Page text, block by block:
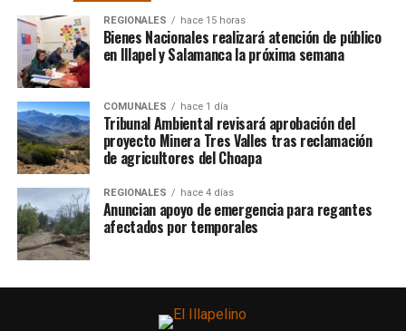
REGIONALES hace 15 horas
Bienes Nacionales realizará atención de público
en Illapel y Salamanca la próxima semana
COMUNALES hace 1 día
Tribunal Ambiental revisará aprobación del
proyecto Minera Tres Valles tras reclamación
de agricultores del Choapa
REGIONALES hace 4 días
Anuncian apoyo de emergencia para regantes
afectados por temporales